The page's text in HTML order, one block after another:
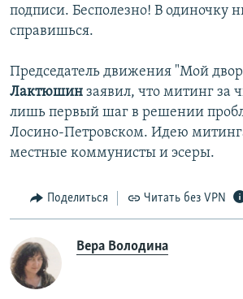
подписи. Бесполезно! В одиночку
справишься.
Председатель движения "Мой
Лактюшин заявил, что митинг за
лишь первый шаг в решении
Лосино-Петровском. Идею
местные коммунисты и эсеры.
Поделиться Читать без VPN
Вера Володина